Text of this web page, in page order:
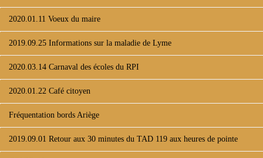
2020.01.11 Voeux du maire
2019.09.25 Informations sur la maladie de Lyme
2020.03.14 Carnaval des écoles du RPI
2020.01.22 Café citoyen
Fréquentation bords Ariège
2019.09.01 Retour aux 30 minutes du TAD 119 aux heures de pointe